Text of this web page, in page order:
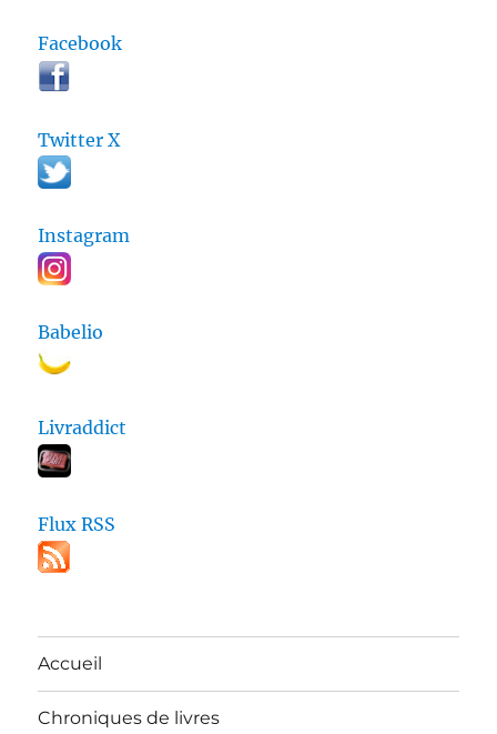
Facebook
Twitter X
Instagram
Babelio
Livraddict
Flux RSS
Accueil
Chroniques de livres